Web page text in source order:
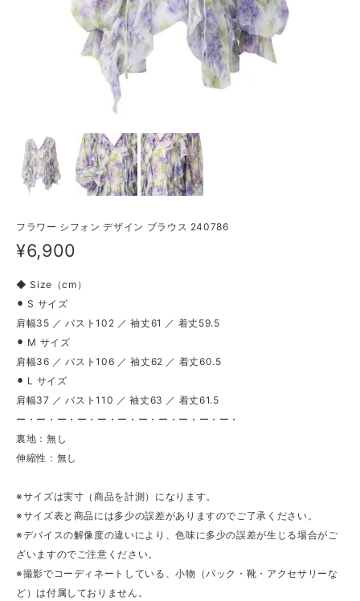
フラワー シフォン デザイン ブラウス 240786
¥6,900
◆ Size（cm）
⚫︎ S サイズ
肩幅35 ／ バスト102 ／ 袖丈61 ／ 着丈59.5
⚫︎ M サイズ
肩幅36 ／ バスト106 ／ 袖丈62 ／ 着丈60.5
⚫︎ L サイズ
肩幅37 ／ バスト110 ／ 袖丈63 ／ 着丈61.5
ー・ー・ー・ー・ー・ー・ー・ー・ー・ー・ー・
裏地：無し
伸縮性：無し
※サイズは実寸（商品を計測）になります。
※サイズ表と商品には多少の誤差がありますのでご了承ください。
※デバイスの解像度の違いにより、色味に多少の誤差が生じる場合がご
ざいますのでご注意ください。
※撮影でコーディネートしている、小物（バック・靴・アクセサリーな
ど）は付属しておりません。